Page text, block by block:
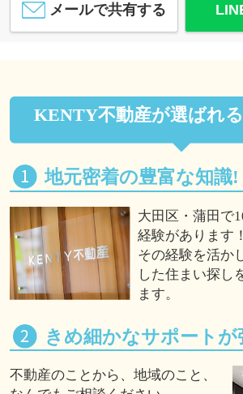
メールで共有する
KENTY不動産が選ばれる
地元密着の豊富な知識!
大田区・蒲田で
経験があります！
その経験を活か
した住まい探し
ます。
きめ細かなサポートが
不動産のことから、地域のこと、